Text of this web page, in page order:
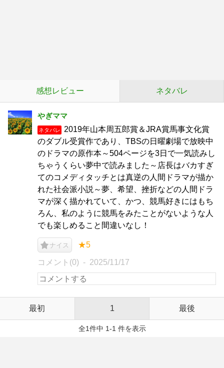
感想レビュー ネタバレ
やぎママ
ネタバレ
2019年山本周五郎賞＆JRA賞馬事文化賞
のダブル受賞作であり、TBSの日曜劇場で放映中
のドラマの原作本～504ページを3日で一気読みし
ちゃうくらい夢中で読みました～店長はバカすぎ
てのコメディタッチとは真逆の人間ドラマが描か
れた社会派小説～夢、希望、挫折などの人間ドラ
マが深く描かれていて、かつ、競馬好きにはもち
ろん、私のように競馬をみたことがないような人
でも楽しめること間違いなし！
ナイス ★5
コメント(0) 2025/11/17
最初 1 最後
全1件中 1-1 件を表示